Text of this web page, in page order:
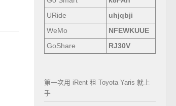
URide
uhjqbji
WeMo
NFEWKUUE
GoShare
RJ30V
第一次用 iRent 租 Toyota Yaris 就上
手